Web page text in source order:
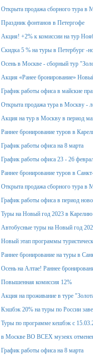
Открыта продажа сборного тура в
Праздник фонтанов в Петергофе
Акция! +2% к комиссии на тур
Скидка 5 % на туры в Петербург -
Осень в Москве - сборный тур
Акция «Ранее бронирование»
График работы офиса в майские
Открыта продажа тура в Москву -
Акция на тур в Москву в период
Раннее бронирование туров в
График работы офиса на 8 марта
График работы офиса 23 - 26
Раннее бронирование туров в
Открыта продажа сборного тура в
График работы офиса в период
Туры на Новый год 2023 в Карелию
Автобусные туры на Новый год
Новый этап программы
Раннее бронирование на туры в
Осень на Алтае! Раннее
Повышенная комиссия 12%
Акция на проживание в туре
Кэшбэк 20% на туры по России
Туры по программе кешбэк с
в Москве ВО ВСЕХ музеях
График работы офиса на 8 марта